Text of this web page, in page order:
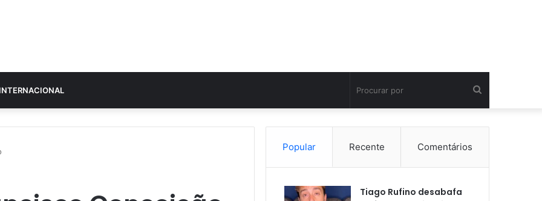
por
Popular Recente Comentários
Tiago Rufino desabafa